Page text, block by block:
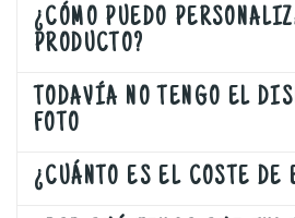
¿CÓMO PUEDO
PRODUCTO?
TODAVÍA NO TENGO EL
FOTO
¿CUÁNTO ES EL COSTE DE